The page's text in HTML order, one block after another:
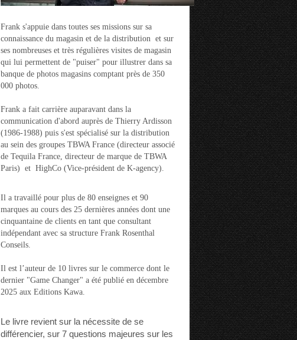
Frank s'appuie dans toutes ses missions sur sa
connaissance du magasin et de la distribution et sur
ses nombreuses et très régulières visites de magasin
qui lui permettent de "puiser" pour illustrer dans sa
banque de photos magasins comptant près de 350
000 photos.
Frank a fait carrière auparavant dans la
communication d'abord auprès de Thierry Ardisson
(1986-1988) puis s'est spécialisé sur la distribution
au sein des groupes TBWA France (directeur associé
de Tequila France, directeur de marque de TBWA
Paris) et HighCo (Vice-président de K-agency).
Il a travaillé pour plus de 80 enseignes et 90
marques au cours des 25 dernières années dont une
cinquantaine de clients en tant que consultant
indépendant avec sa structure Frank Rosenthal
Conseils.
Il est l’auteur de 10 livres sur le commerce dont le
dernier "Game Changer" a été publié en décembre
2025 aux Editions Kawa.
Le livre revient sur la nécessite de se
différencier, sur 7 questions majeures sur les